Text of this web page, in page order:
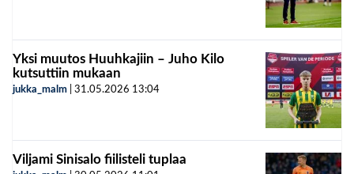
Yksi muutos Huuhkajiin – Juho Kilo
kutsuttiin mukaan
jukka_malm 31.05.2026 13:04
Viljami Sinisalo fiilisteli tuplaa